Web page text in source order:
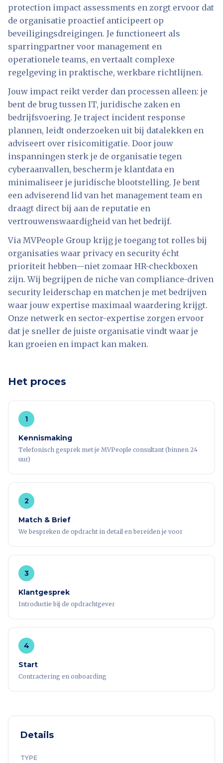
protection impact assessments en zorgt ervoor dat
de organisatie proactief anticipeert op
beveiligingsdreigingen. Je functioneert als
sparringpartner voor management en
operationele teams, en vertaalt complexe
regelgeving in praktische, werkbare richtlijnen.
Jouw impact reikt verder dan processen alleen: je
bent de brug tussen IT, juridische zaken en
bedrijfsvoering. Je traject incident response
plannen, leidt onderzoeken uit bij datalekken en
adviseert over risicomitigatie. Door jouw
inspanningen sterk je de organisatie tegen
cyberaanvallen, bescherm je klantdata en
minimaliseer je juridische blootstelling. Je bent
een adviserend lid van het management team en
draagt direct bij aan de reputatie en
vertrouwenswaardigheid van het bedrijf.
Via MVPeople Group krijg je toegang tot rolles bij
organisaties waar privacy en security écht
prioriteit hebben—niet zomaar HR-checkboxen
zijn. Wij begrijpen de niche van compliance-driven
security leiderschap en matchen je met bedrijven
waar jouw expertise maximaal waardering krijgt.
Onze netwerk en sector-expertise zorgen ervoor
dat je sneller de juiste organisatie vindt waar je
kan groeien en impact kan maken.
Het proces
1
Kennismaking
Telefonisch gesprek met je MVPeople consultant (binnen 24
uur)
2
Match & Brief
We bespreken de opdracht in detail en bereiden je voor
3
Klantgesprek
Introductie bij de opdrachtgever
4
Start
Contractering en onboarding
Details
TYPE